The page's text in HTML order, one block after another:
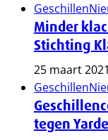
Geschillen
Minder
Stichting
25 maart 2021
Geschillen
tegen